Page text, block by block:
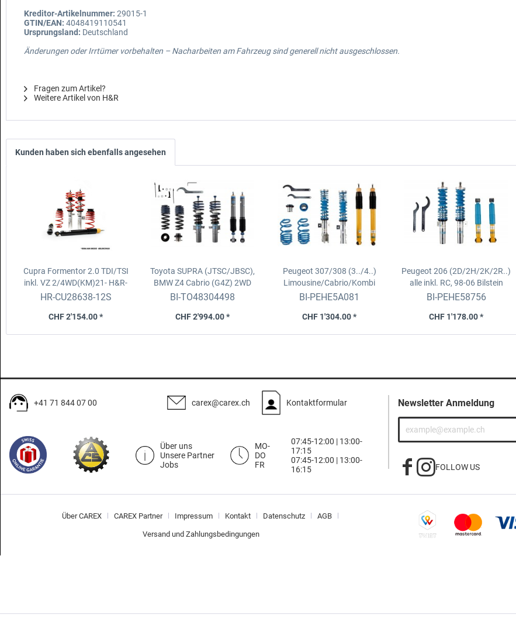
Kreditor-Artikelnummer: 29015-1
GTIN/EAN: 4048419110541
Ursprungsland: Deutschland
Änderungen oder Irrtümer vorbehalten – Nacharbeiten am Fahrzeug sind generell nicht ausgeschlossen.
Fragen zum Artikel?
Weitere Artikel von H&R
Kunden haben sich ebenfalls angesehen
Cupra Formentor 2.0 TDI/TSI
inkl. VZ 2/4WD(KM)21- H&R-
Gewindefahrwerk inkl.
HR-CU28638-12S
CHF 2'154.00 *
Toyota SUPRA (JTSC/JBSC),
BMW Z4 Cabrio (G4Z) 2WD
Bilstein EVO T1
BI-TO48304498
CHF 2'994.00 *
Peugeot 307/308 (3../4..)
Limousine/Cabrio/Kombi
Bilstein B14/Gewindefahrwerk
BI-PEHE5A081
CHF 1'304.00 *
Peugeot 206 (2D/2H/2K/2R..)
alle inkl. RC, 98-06 Bilstein
B14/Gewindefahrwerk für VA
BI-PEHE58756
CHF 1'178.00 *
+41 71 844 07 00 carex@carex.ch Kontaktformular
Über uns
Unsere Partner
Jobs
MO-
DO
FR
07:45-12:00 | 13:00-
17:15
07:45-12:00 | 13:00-
16:15
Newsletter Anmeldung
FOLLOW US
Über CAREX CAREX Partner Impressum Kontakt Datenschutz AGB
Versand und Zahlungsbedingungen